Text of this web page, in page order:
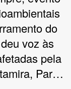
do
voz às
pela
Par…